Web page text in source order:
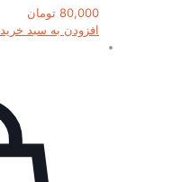
80,000 تومان
افزودن به سبد خرید